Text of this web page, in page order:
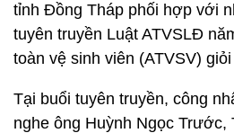
tỉnh Đồng Tháp phối hợp với
tuyên truyền Luật ATVSLĐ
toàn vệ sinh viên (ATVSV)
Tại buổi tuyên truyền, công
nghe ông Huỳnh Ngọc Trước,